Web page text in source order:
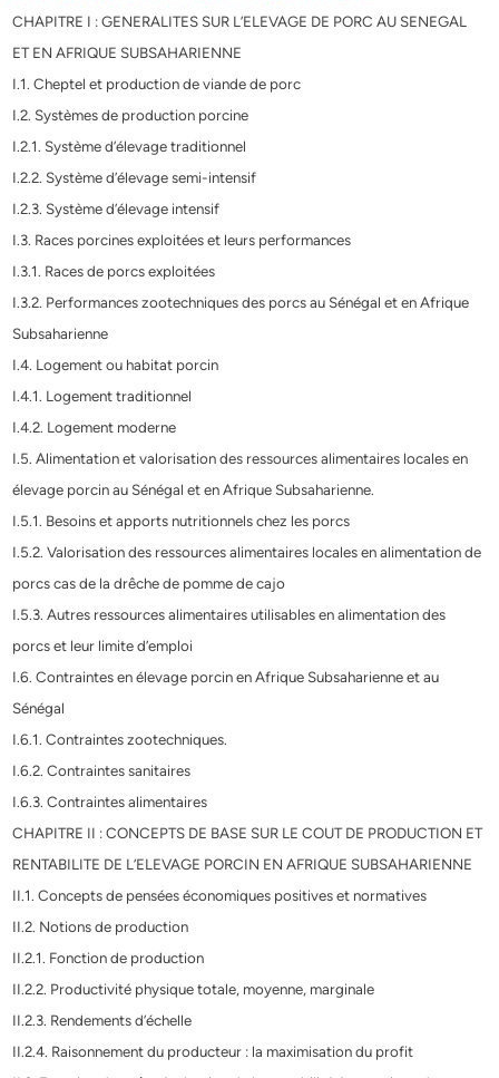
CHAPITRE I : GENERALITES SUR L’ELEVAGE DE PORC AU SENEGAL
ET EN AFRIQUE SUBSAHARIENNE
I.1. Cheptel et production de viande de porc
I.2. Systèmes de production porcine
I.2.1. Système d’élevage traditionnel
I.2.2. Système d’élevage semi-intensif
I.2.3. Système d’élevage intensif
I.3. Races porcines exploitées et leurs performances
I.3.1. Races de porcs exploitées
I.3.2. Performances zootechniques des porcs au Sénégal et en Afrique
Subsaharienne
I.4. Logement ou habitat porcin
I.4.1. Logement traditionnel
I.4.2. Logement moderne
I.5. Alimentation et valorisation des ressources alimentaires locales en
élevage porcin au Sénégal et en Afrique Subsaharienne.
I.5.1. Besoins et apports nutritionnels chez les porcs
I.5.2. Valorisation des ressources alimentaires locales en alimentation de
porcs cas de la drêche de pomme de cajo
I.5.3. Autres ressources alimentaires utilisables en alimentation des
porcs et leur limite d’emploi
I.6. Contraintes en élevage porcin en Afrique Subsaharienne et au
Sénégal
I.6.1. Contraintes zootechniques.
I.6.2. Contraintes sanitaires
I.6.3. Contraintes alimentaires
CHAPITRE II : CONCEPTS DE BASE SUR LE COUT DE PRODUCTION ET
RENTABILITE DE L’ELEVAGE PORCIN EN AFRIQUE SUBSAHARIENNE
II.1. Concepts de pensées économiques positives et normatives
II.2. Notions de production
II.2.1. Fonction de production
II.2.2. Productivité physique totale, moyenne, marginale
II.2.3. Rendements d’échelle
II.2.4. Raisonnement du producteur : la maximisation du profit